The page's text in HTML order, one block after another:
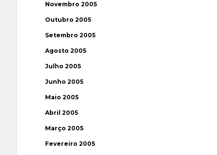
Novembro 2005
Outubro 2005
Setembro 2005
Agosto 2005
Julho 2005
Junho 2005
Maio 2005
Abril 2005
Março 2005
Fevereiro 2005